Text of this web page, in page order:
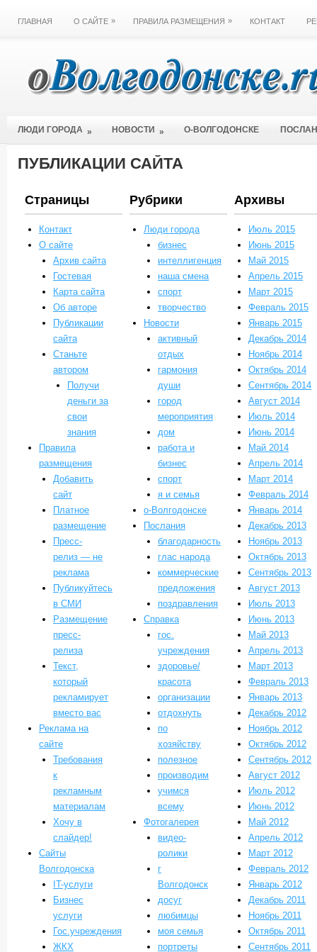
ГЛАВНАЯ О САЙТЕ » ПРАВИЛА РАЗМЕЩЕНИЯ » КОНТАКТ
ЛЮДИ ГОРОДА » НОВОСТИ » О-ВОЛГОДОНСКЕ
ПУБЛИКАЦИИ САЙТА
Страницы
Контакт
О сайте
Архив сайта
Гостевая
Карта сайта
Об авторе
Публикации
сайта
Станьте
автором
Получи
деньги за
свои
знания
Правила
размещения
Добавить
сайт
Платное
размещение
Пресс-
релиз — не
реклама
Публикуйтесь
в СМИ
Размещение
пресс-
релиза
Текст,
который
рекламирует
вместо вас
Реклама на
сайте
Требования
к
рекламным
материалам
Хочу в
слайдер!
Сайты
Волгодонска
IT-услуги
Бизнес
услуги
Гос.учреждения
ЖКХ
Рубрики
Люди города
бизнес
интеллигенция
наша смена
спорт
творчество
Новости
активный
отдых
гармония
души
город
мероприятия
дом
работа и
бизнес
спорт
я и семья
о-Волгодонске
Послания
благодарность
глас народа
коммерческие
предложения
поздравления
Справка
гос.
учреждения
здоровье/
красота
организации
отдохнуть
по
хозяйству
полезное
производим
учимся
всему
Фотогалерея
видео-
ролики
г
Волгодонск
досуг
любимцы
моя семья
портреты
Архивы
Июль 2015
Июнь 2015
Май 2015
Апрель 2015
Март 2015
Февраль 2015
Январь 2015
Декабрь 2014
Ноябрь 2014
Октябрь 2014
Сентябрь 2014
Август 2014
Июль 2014
Июнь 2014
Май 2014
Апрель 2014
Март 2014
Февраль 2014
Январь 2014
Декабрь 2013
Ноябрь 2013
Октябрь 2013
Сентябрь 2013
Август 2013
Июль 2013
Июнь 2013
Май 2013
Апрель 2013
Март 2013
Февраль 2013
Январь 2013
Декабрь 2012
Ноябрь 2012
Октябрь 2012
Сентябрь 2012
Август 2012
Июль 2012
Июнь 2012
Май 2012
Апрель 2012
Март 2012
Февраль 2012
Январь 2012
Декабрь 2011
Ноябрь 2011
Октябрь 2011
Сентябрь 2011